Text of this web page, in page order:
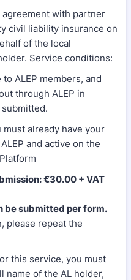
agreement with partner
civil liability insurance on
of the local
Service conditions:
ALEP members, and
through ALEP in
already have your
and active on the
€30.00 + VAT
be submitted per form.
please repeat the
this service, you must
name of the AL holder,